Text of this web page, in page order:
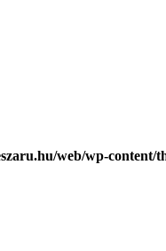
web/wp-content/